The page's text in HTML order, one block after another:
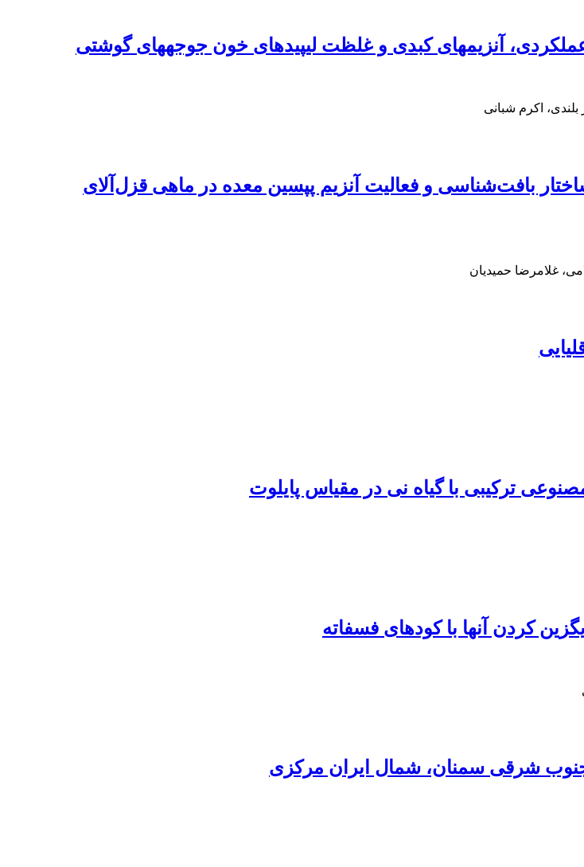
آنزیم‏های کبدی و غلظت لیپیدهای خون جوجه‏های گوشتی
اکرم شبانی
ساختار بافت‌شناسی و فعالیت آنزیم پپسین معده در ماهی قزل‌آلای
غلامرضا حمیدیان
ترکیبی با گیاه نی در مقیاس پایلوت
شرقی سمنان، شمال ایران مرکزی